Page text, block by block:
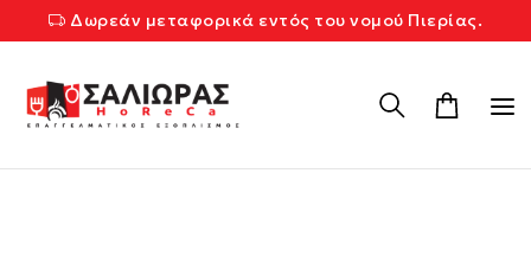
Δωρεάν μεταφορικά εντός του νομού Πιερίας.